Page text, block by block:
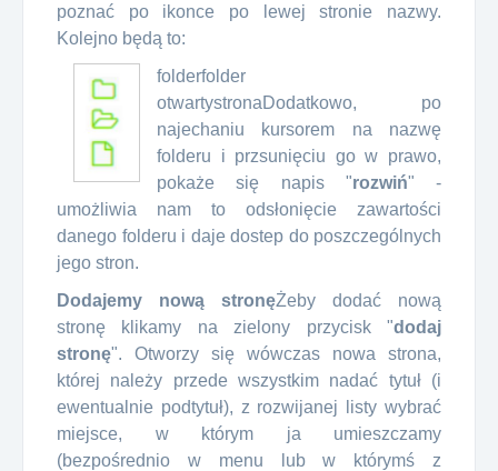
poznać po ikonce po lewej stronie nazwy.
Kolejno będą to:
folderfolder
otwartystronaDodatkowo, po
najechaniu kursorem na nazwę
folderu i przsunięciu go w prawo,
pokaże się napis "rozwiń" -
umożliwia nam to odsłonięcie zawartości
danego folderu i daje dostep do poszczególnych
jego stron.
Dodajemy nową stronęŻeby dodać nową
stronę klikamy na zielony przycisk "dodaj
stronę". Otworzy się wówczas nowa strona,
której należy przede wszystkim nadać tytuł (i
ewentualnie podtytuł), z rozwijanej listy wybrać
miejsce, w którym ja umieszczamy
(bezpośrednio w menu lub w którymś z